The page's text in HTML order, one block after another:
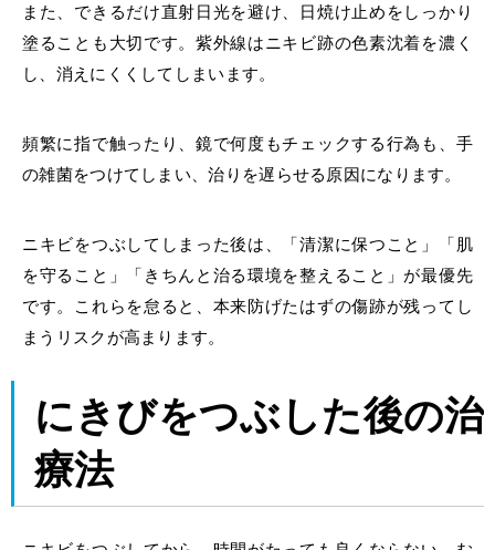
また、できるだけ直射日光を避け、日焼け止めをしっかり
塗ることも大切です。紫外線はニキビ跡の色素沈着を濃く
し、消えにくくしてしまいます。
頻繁に指で触ったり、鏡で何度もチェックする行為も、手
の雑菌をつけてしまい、治りを遅らせる原因になります。
ニキビをつぶしてしまった後は、「清潔に保つこと」「肌
を守ること」「きちんと治る環境を整えること」が最優先
です。これらを怠ると、本来防げたはずの傷跡が残ってし
まうリスクが高まります。
にきびをつぶした後の治
療法